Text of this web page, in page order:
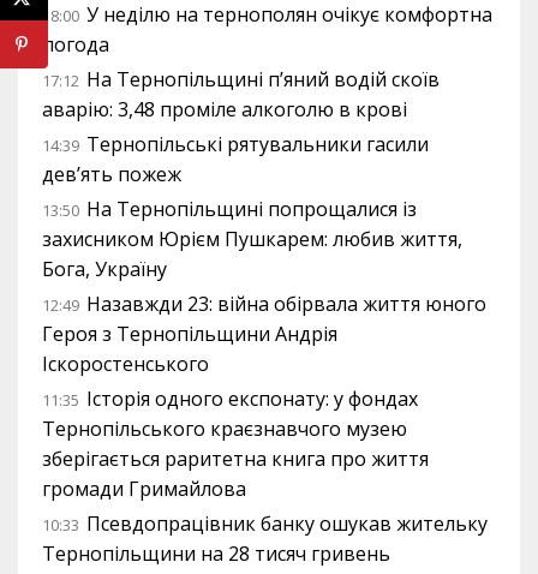
18:00 У неділю на тернополян очікує комфортна
погода
17:12 На Тернопільщині п’яний водій скоїв
аварію: 3,48 проміле алкоголю в крові
14:39 Тернопільські рятувальники гасили
дев’ять пожеж
13:50 На Тернопільщині попрощалися із
захисником Юрієм Пушкарем: любив життя,
Бога, Україну
12:49 Назавжди 23: війна обірвала життя юного
Героя з Тернопільщини Андрія
Іскоростенського
11:35 Історія одного експонату: у фондах
Тернопільського краєзнавчого музею
зберігається раритетна книга про життя
громади Гримайлова
10:33 Псевдопрацівник банку ошукав жительку
Тернопільщини на 28 тисяч гривень